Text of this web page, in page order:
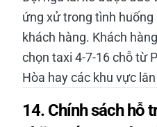
ứng xử trong tình
khách hàng. Khách
chọn taxi 4-7-16 chỗ từ
Hòa hay các khu vực
14. Chính sách hỗ